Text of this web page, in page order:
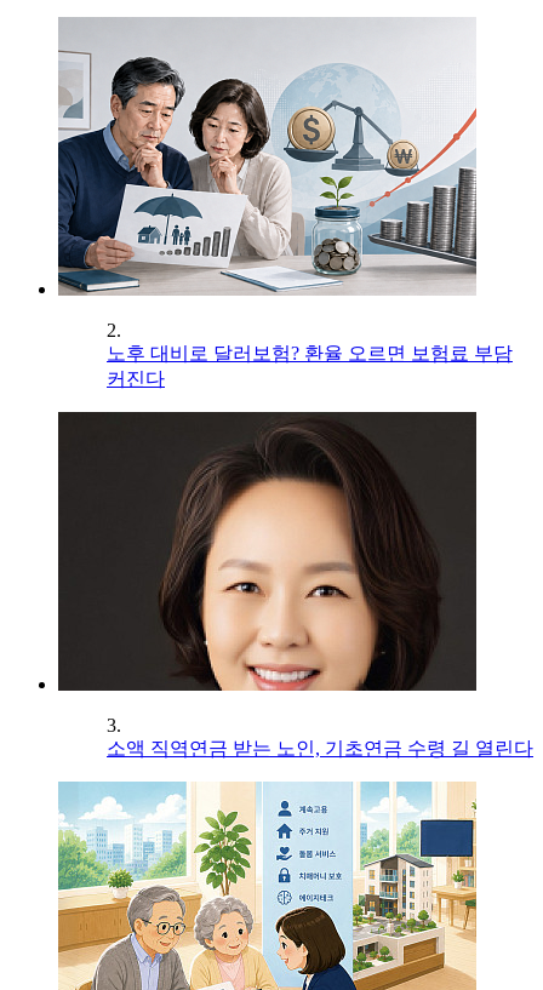
2.
노후 대비로 달러보험? 환율 오르면 보험료 부담
커진다
3.
소액 직역연금 받는 노인, 기초연금 수령 길 열린다